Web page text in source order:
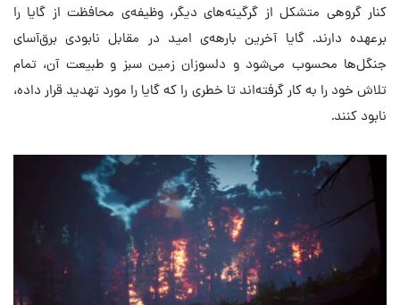
کنار گروهی متشکل از گرگینه‌های دیگر، وظیفه‌ی محافظت از گایا را
برعهده دارند. گایا آخرین بارهه‌ی امید در مقابل نابودی برق‌آسای
جنگل‌ها محسوب می‌شود و دلسوزان زمین سبز و طبیعت آن، تمام
تلاش خود را به کار گرفته‌اند تا خطری را که گایا را مورد تهدید قرار داده،
نابود کنند.